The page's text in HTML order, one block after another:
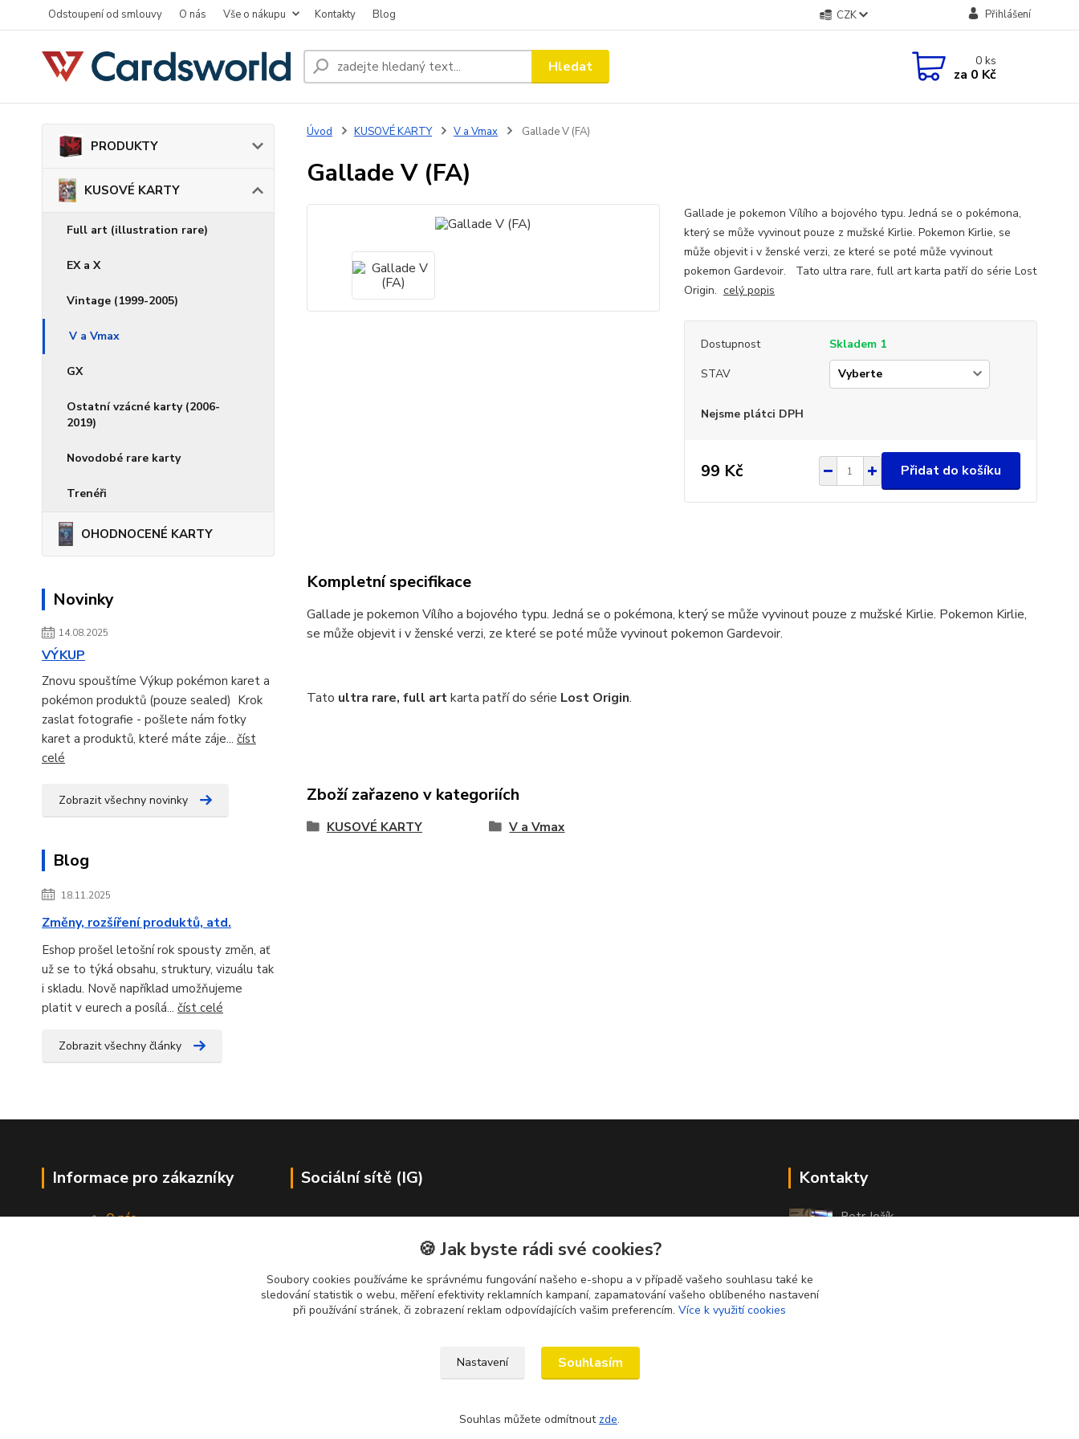
Odstoupení od smlouvy O nás Vše o nákupu Kontakty Blog CZK Přihlášení
Hledat 0ks
za 0 Kč
PRODUKTY
KUSOVÉ KARTY
Full art (illustration rare)
EX a X
Vintage (1999-2005)
V a Vmax
GX
Ostatní vzácné karty (2006-
2019)
Novodobé rare karty
Trenéři
OHODNOCENÉ KARTY
Novinky
14.08.2025
VÝKUP
Znovu spouštíme Výkup pokémon karet a
pokémon produktů (pouze sealed) Krok
zaslat fotografie - pošlete nám fotky
karet a produktů, které máte záje... číst
celé
Zobrazit všechny novinky
Blog
18.11.2025
Změny, rozšíření produktů, atd.
Eshop prošel letošní rok spousty změn, ať
už se to týká obsahu, struktury, vizuálu tak
i skladu. Nově například umožňujeme
platit v eurech a posílá... číst celé
Zobrazit všechny články
Úvod KUSOVÉ KARTY V a Vmax Gallade V (FA)
Gallade V (FA)
Gallade je pokemon Vílího a bojového typu. Jedná se o pokémona,
který se může vyvinout pouze z mužské Kirlie. Pokemon Kirlie, se
může objevit i v ženské verzi, ze které se poté může vyvinout
pokemon Gardevoir. Tato ultra rare, full art karta patří do série Lost
Origin. celý popis
Dostupnost
Skladem 1
STAV
Nejsme plátci DPH
99 Kč Přidat do košíku
Kompletní specifikace
Gallade je pokemon Vílího a bojového typu. Jedná se o pokémona, který se může vyvinout pouze z mužské Kirlie. Pokemon Kirlie,
se může objevit i v ženské verzi, ze které se poté může vyvinout pokemon Gardevoir.
Tato ultra rare, full artkarta patří do série Lost Origin.
Zboží zařazeno v kategoriích
KUSOVÉ KARTY V a Vmax
Informace pro zákazníky
O nás
Sociální sítě (IG) Kontakty
Petr Ježík
info@cardsworld.cz
🍪 Jak byste rádi své cookies?
Soubory cookies používáme ke správnému fungování našeho e-shopu a v případě vašeho souhlasu také ke
sledování statistik o webu, měření efektivity reklamních kampaní, zapamatování vašeho oblíbeného nastavení
při používání stránek, či zobrazení reklam odpovídajících vašim preferencím. Více k využití cookies
Nastavení Souhlasím
Souhlas můžete odmítnout zde.